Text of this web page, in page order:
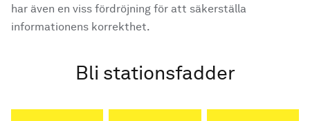
har även en viss fördröjning för att säkerställa
informationens korrekthet.
Bli stationsfadder